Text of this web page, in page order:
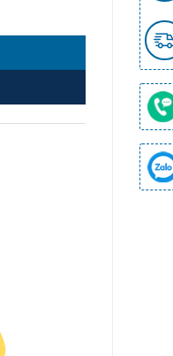
NG5/NH5 without ACC số